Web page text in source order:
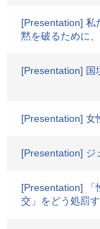
[Presentation] 私
黙を破るために
[Presentation] 国
[Presentation] 女
[Presentation] ジ
[Presentation] 「
交」をどう処罰